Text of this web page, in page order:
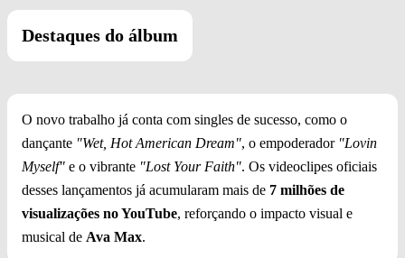
Destaques do álbum
O novo trabalho já conta com singles de sucesso, como o
dançante "Wet, Hot American Dream", o empoderador"Lovin
Myself" e o vibrante "Lost Your Faith". Os videoclipes oficiais
desses lançamentos já acumularam mais de 7 milhões de
visualizações no YouTube, reforçando o impacto visual e
musical de Ava Max.